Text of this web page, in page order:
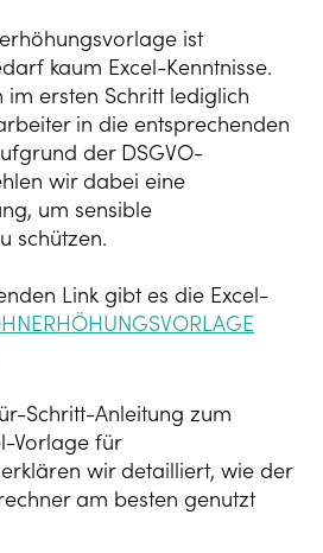
ist
kaum Excel-Kenntnisse.
im ersten Schritt lediglich
in die entsprechenden
der DSGVO-
wir dabei eine
um sensible
schützen.
Link gibt es die Excel-
Schritt-Anleitung zum
Vorlage für
wir detailliert, wie der
am besten genutzt